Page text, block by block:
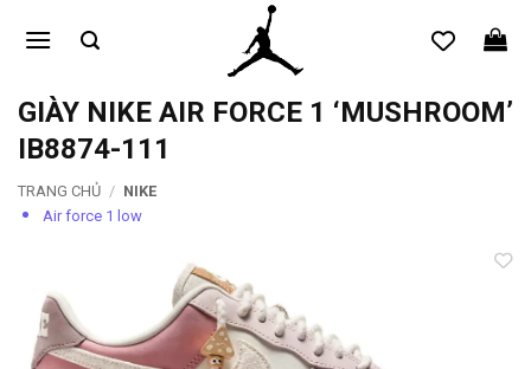
qua
dungGIÀY NIKE AIR FORCE 1 ‘MUSHROOM’
IB8874-111
TRANG CHỦ / NIKE
Air force 1 low